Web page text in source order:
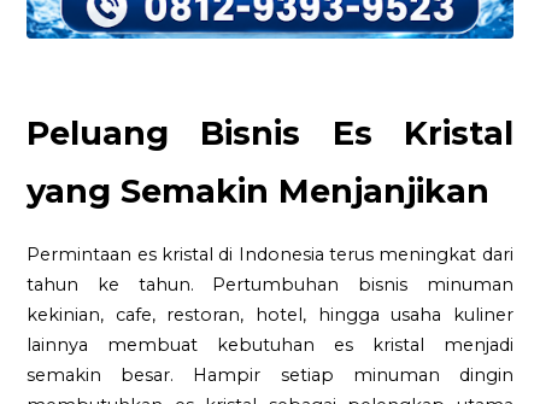
Peluang Bisnis Es Kristal
yang Semakin Menjanjikan
Permintaan es kristal di Indonesia terus meningkat dari
tahun ke tahun. Pertumbuhan bisnis minuman
kekinian, cafe, restoran, hotel, hingga usaha kuliner
lainnya membuat kebutuhan es kristal menjadi
semakin besar. Hampir setiap minuman dingin